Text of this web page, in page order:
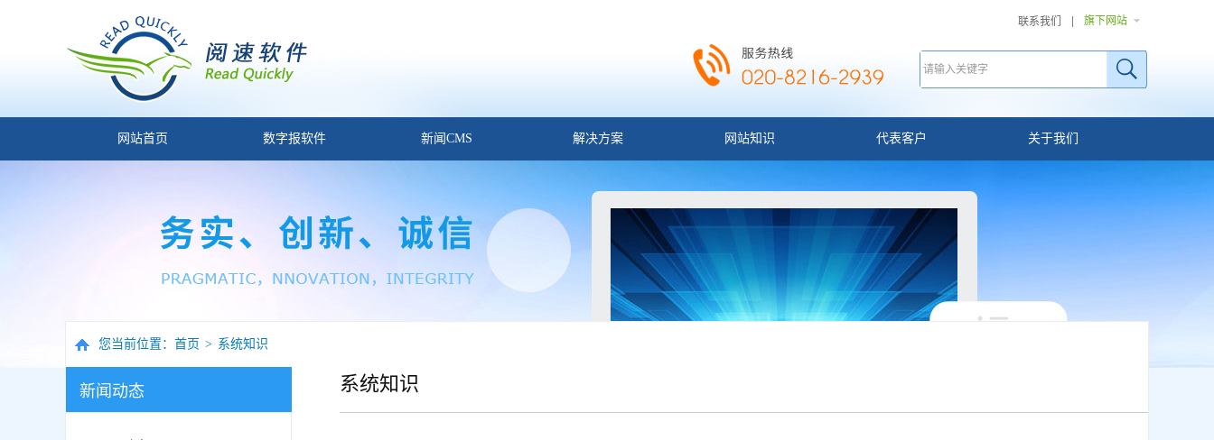
联系我们 旗下网站
网站首页 数字报软件 新闻CMS 解决方案 网站知识 代表客户 关于我们
您当前位置： 首页 > 系统知识
新闻动态 系统知识